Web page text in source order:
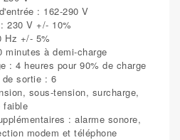
: 162-290 V
230 V +/- 10%
Hz +/- 5%
minutes à demi-charge
: 4 heures pour 90% de charge
de sortie : 6
sous-tension, surcharge,
faible
: alarme sonore,
modem et téléphone